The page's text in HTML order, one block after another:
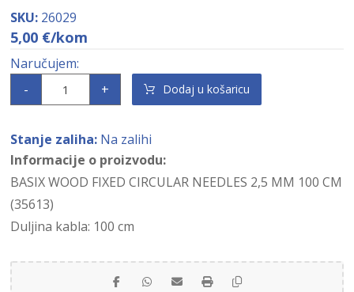
SKU: 26029
5,00 €/kom
- + Dodaj u košaricu
Stanje zaliha: Na zalihi
Informacije o proizvodu:
BASIX WOOD FIXED CIRCULAR NEEDLES 2,5 MM 100 CM
(35613)
Duljina kabla: 100 cm